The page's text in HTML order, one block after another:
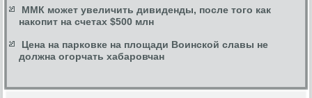
ММК может увеличить дивиденды, после того как
накопит на счетах $500 млн
Цена на парковке на площади Воинской славы не
должна огорчать хабаровчан